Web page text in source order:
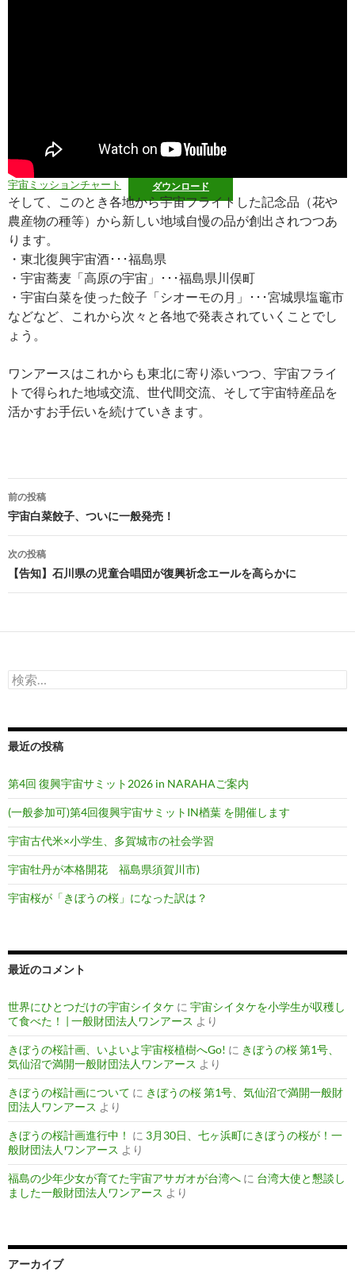
宇宙ミッションチャート ダウンロード
そして、このとき各地から宇宙フライトした記念品（花や
農産物の種等）から新しい地域自慢の品が創出されつつあ
ります。
・東北復興宇宙酒･･･福島県
・宇宙蕎麦「高原の宇宙」･･･福島県川俣町
・宇宙白菜を使った餃子「シオーモの月」･･･宮城県塩竈市
などなど、これから次々と各地で発表されていくことでし
ょう。
ワンアースはこれからも東北に寄り添いつつ、宇宙フライ
トで得られた地域交流、世代間交流、そして宇宙特産品を
活かすお手伝いを続けていきます。
投
稿
ナ
ビ
ー
ョ
前の投稿
宇宙白菜餃子、ついに一般発売！
次の投稿
【告知】石川県の児童合唱団が復興祈念エールを高らかに
検
索:
最近の投稿
第4回 復興宇宙サミット2026 in NARAHAご案内
(一般参加可)第4回復興宇宙サミットIN楢葉 を開催します
宇宙古代米×小学生、多賀城市の社会学習
宇宙牡丹が本格開花 福島県須賀川市)
宇宙桜が「きぼうの桜」になった訳は？
最近のコメント
世界にひとつだけの宇宙シイタケ に 宇宙シイタケを小学生が収穫し
て食べた！ | 一般財団法人ワンアース より
きぼうの桜計画、いよいよ宇宙桜植樹へGo! に きぼうの桜 第1号、
気仙沼で満開一般財団法人ワンアース より
きぼうの桜計画について に きぼうの桜 第1号、気仙沼で満開一般財
団法人ワンアース より
きぼうの桜計画進行中！ に 3月30日、七ヶ浜町にきぼうの桜が！一
般財団法人ワンアース より
福島の少年少女が育てた宇宙アサガオが台湾へ に 台湾大使と懇談し
ました一般財団法人ワンアース より
アーカイブ